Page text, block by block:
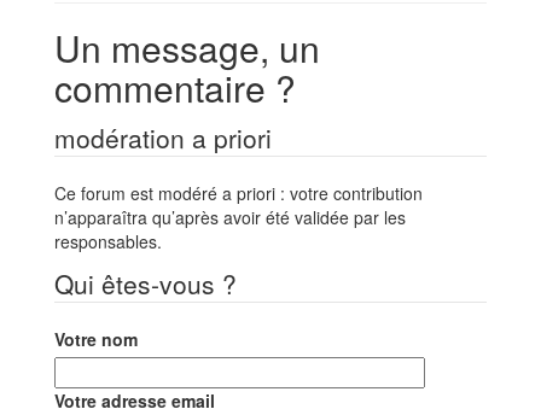
Un message, un
commentaire ?
modération a priori
Ce forum est modéré a priori : votre contribution
n’apparaîtra qu’après avoir été validée par les
responsables.
Qui êtes-vous ?
Votre nom
Votre adresse email